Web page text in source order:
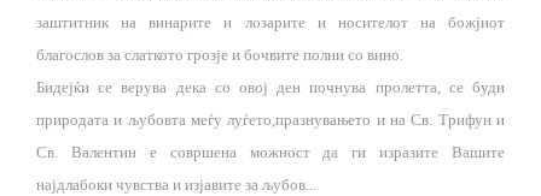
заштитник на винарите и лозарите и носителот на божјиот
благослов за слаткото грозје и бочвите полни со вино.
Бидејќи се верува дека со овој ден почнува пролетта, се буди
природата и љубовта меѓу луѓето,празнувањето и на Св. Трифун и
Св. Валентин е совршена можност да ги изразите Вашите
најдлабоки чувства и изјавите за љубов...